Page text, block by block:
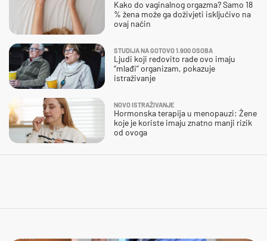
Kako do vaginalnog orgazma? Samo 18
% žena može ga doživjeti isključivo na
ovaj način
STUDIJA NA GOTOVO 1.900 OSOBA
Ljudi koji redovito rade ovo imaju
“mlađi” organizam, pokazuje
istraživanje
NOVO ISTRAŽIVANJE
Hormonska terapija u menopauzi: Žene
koje je koriste imaju znatno manji rizik
od ovoga